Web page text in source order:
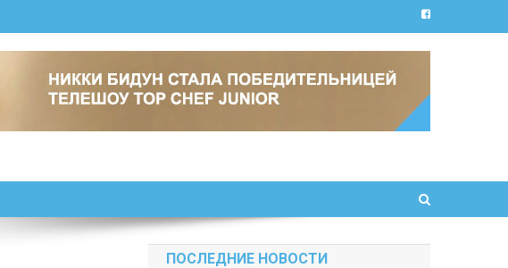
ПОСЛЕДНИЕ НОВОСТИ